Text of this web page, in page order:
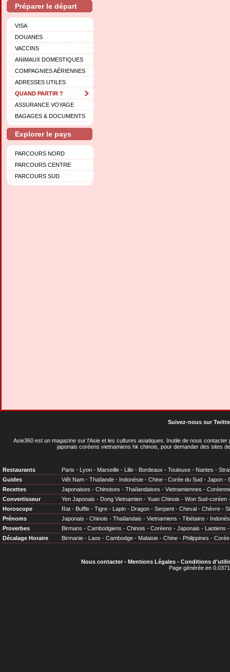
Préparer le départ
VISA
DOUANES
VACCINS
ANIMAUX DOMESTIQUES
COMPAGNIES AÉRIENNES
ADRESSES UTILES
QUAND PARTIR ?
ASSURANCE VOYAGE
BAGAGES & DOCUMENTS
Explorer le pays
PARCOURS NORD
PARCOURS CENTRE
PARCOURS SUD
Suivez-nous sur
Asie360 est un magazine sur l'Asie et les cultures asiatiques . Inutile de nous
japonais coréens vietnamiens hk chinois, pour demander des sites
Restaurants Paris - Lyon - Marseille - Lille - Bordeaux - Toulouse - Nantes -
Guides
Viêt Nam - Thaïlande - Indonésie - Chine - Corée du Sud - Japon -
Recettes
Japonaises - Chinoises - Thaïlandaises - Vietnamiennes -
Convertisseur
Yen Japonais - Dong Vietnamien - Yuan Chinois - Won Sud-coréen
Horoscope
Rat - Buffle - Tigre - Lapin - Dragon - Serpent - Cheval - Chèvre -
Prénoms
Japonais - Chinois - Thaïlandais - Vietnamiens - Tibétains -
Proverbes
Birmans - Cambodgiens - Chinois - Coréens - Japonais - Laotiens
Décalage Horaire
Birmanie - Laos - Cambodge - Malaisie - Chine - Philippines - Corée
Nous contacter- Mentions Légales- Conditions
Page générée en